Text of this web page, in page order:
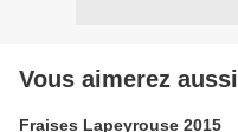
Vous aimerez aussi
Fraises Lapeyrouse 2015